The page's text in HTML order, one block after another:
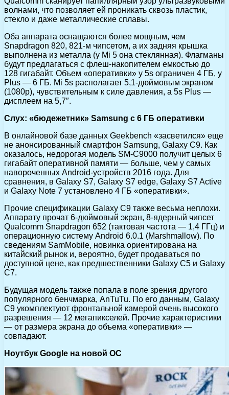
волнами, что позволяет ей проникать сквозь пластик,
стекло и даже металлические сплавы.
Оба аппарата оснащаются более мощным, чем
Snapdragon 820, 821-м чипсетом, а их задняя крышка
выполнена из металла (у Mi 5 она стеклянная). Флагманы
будут предлагаться с флеш-накопителем емкостью до
128 гигабайт. Объем «оперативки» у 5s ограничен 4 ГБ, у
Plus — 6 ГБ. Mi 5s располагает 5,1-дюймовым экраном
(1080p), чувствительным к силе давления, а 5s Plus —
дисплеем на 5,7″.
Слух: «бюдежетник» Samsung с 6 ГБ оперативки
В онлайновой базе данных Geekbench «засветился» еще
не анонсированный смартфон Samsung, Galaxy C9. Как
оказалось, недорогая модель SM-C9000 получит целых 6
гигабайт оперативной памяти — больше, чем у самых
навороченных Android-устройств 2016 года. Для
сравнения, в Galaxy S7, Galaxy S7 edge, Galaxy S7 Active
и Galaxy Note 7 установлено 4 ГБ «оперативки».
Прочие спецификации Galaxy C9 также весьма неплохи.
Аппарату прочат 6-дюймовый экран, 8-ядерный чипсет
Qualcomm Snapdragon 652 (тактовая частота — 1,4 ГГц) и
операционную систему Android 6.0.1 (Marshmallow). По
сведениям SamMobile, новинка ориентирована на
китайский рынок и, вероятно, будет продаваться по
доступной цене, как предшественники Galaxy C5 и Galaxy
C7.
Будущая модель также попала в поле зрения другого
популярного бенчмарка, AnTuTu. По его данным, Galaxy
C9 укомплектуют фронтальной камерой очень высокого
разрешения — 12 мегапикселей. Прочие характеристики
— от размера экрана до объема «оперативки» —
совпадают.
Ноутбук Google на новой ОС